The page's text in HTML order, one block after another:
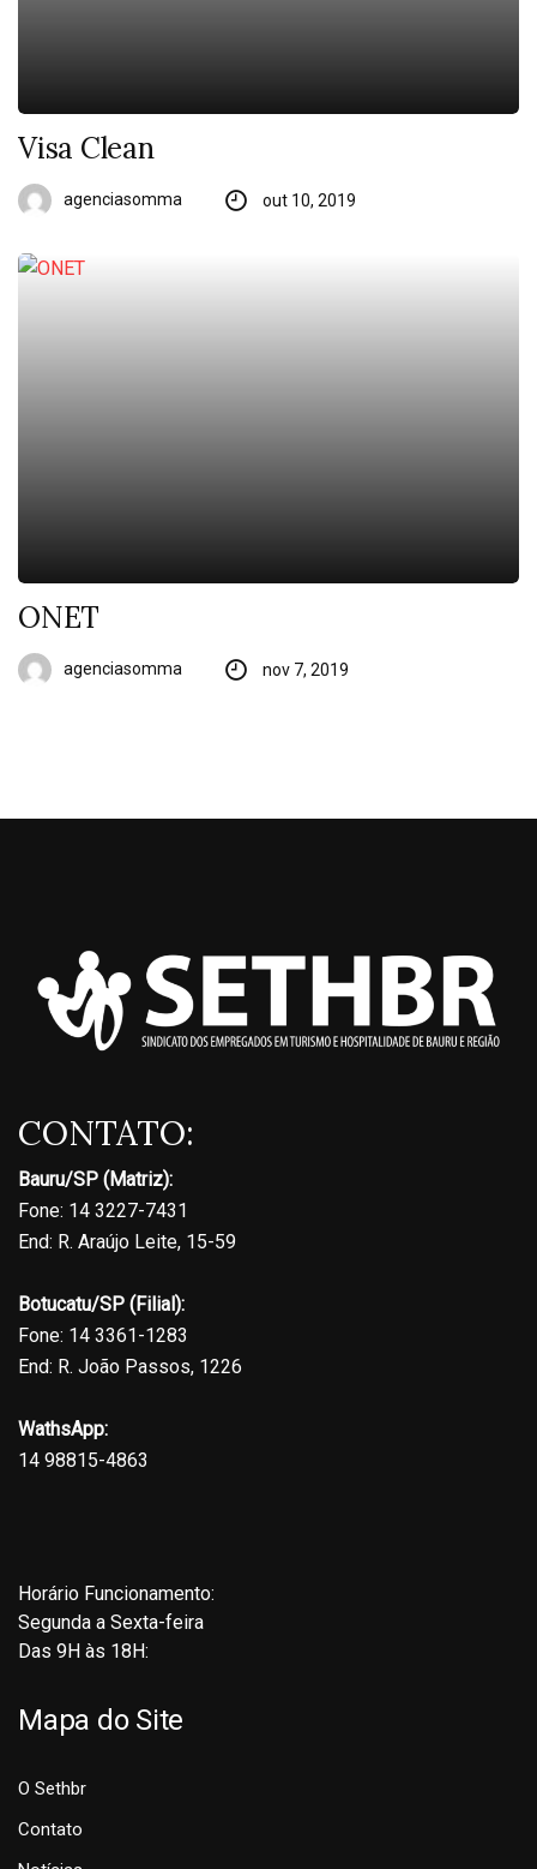
Visa Clean
agenciasomma out 10, 2019
ONET
agenciasomma nov 7, 2019
CONTATO:
Bauru/SP (Matriz):
Fone: 14 3227-7431
End: R. Araújo Leite, 15-59
Botucatu/SP (Filial):
Fone: 14 3361-1283
End: R. João Passos, 1226
WathsApp:
14 98815-4863
Horário Funcionamento:
Segunda a Sexta-feira
Das 9H às 18H:
Mapa do Site
O Sethbr
Contato